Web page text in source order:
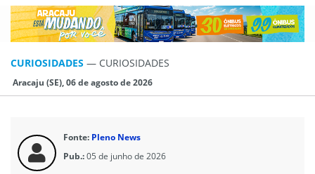
CURIOSIDADES — CURIOSIDADES
Aracaju (SE), 06 de agosto de 2026
Fonte: Pleno News
Pub.:05 de junho de 2026